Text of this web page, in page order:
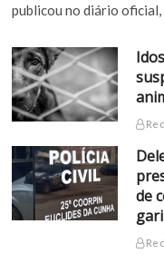
publicou no diário
de